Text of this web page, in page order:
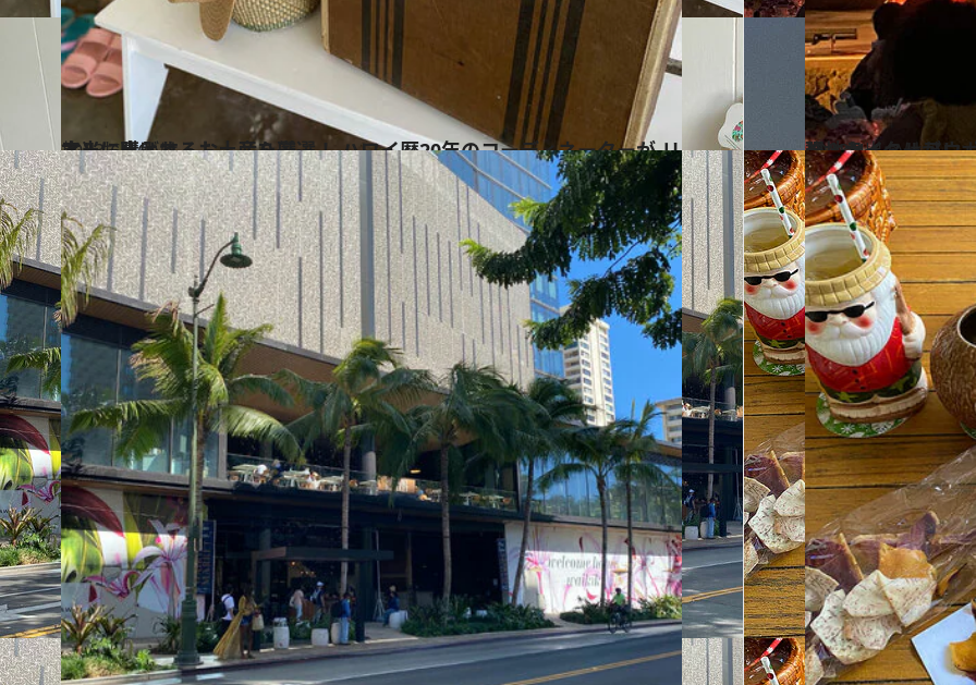
2023.6.16
本当に喜ばれるお土産を厳選！ ハワイ歴20年のコーディネーターが リアルに購入するお土産９選
旅＆お出かけ 2023.4.1
現地ライターがレポ！ ハワイの伝統を楽しむ新しいエンタメ 「アロハ・カイ・ル
旅＆お出かけ